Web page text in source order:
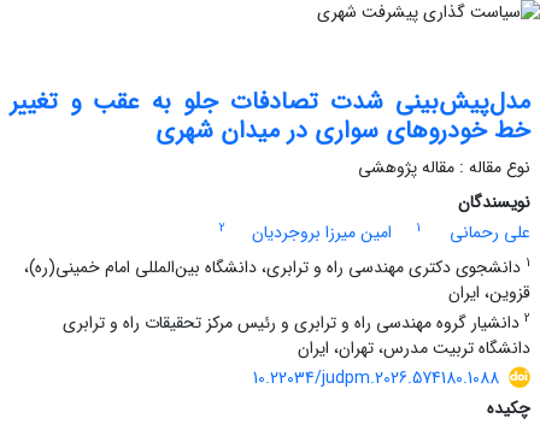
مدل‌پیش‌بینی شدت تصادفات جلو ‌به‌ عقب و تغییر
خط خودروهای سواری در میدان شهری
نوع مقاله : مقاله پژوهشی
نویسندگان
علی رحمانی
1 امین میرزا بروجردیان
2
1 دانشجوی دکتری مهندسی راه ‌و‌ ترابری، دانشگاه بین‌المللی امام خمینی(ره)،
قزوین‌، ایران
2 دانشیار گروه مهندسی راه ‌و‌ ترابری و رئیس مرکز تحقیقات راه و ترابری
دانشگاه تربیت مدرس، تهران، ایران
10.22034/judpm.2026.574180.1088
چکیده